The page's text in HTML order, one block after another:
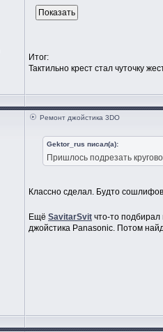
Итог:
Тактильно крест стал чуточку
Ремонт джойстика 3DO
Gektor_rus писал(а):
Пришлось подрезать
Классно сделал. Будто
Ещё SavitarSvit что-то подбирал
джойстика Panasonic. Потом